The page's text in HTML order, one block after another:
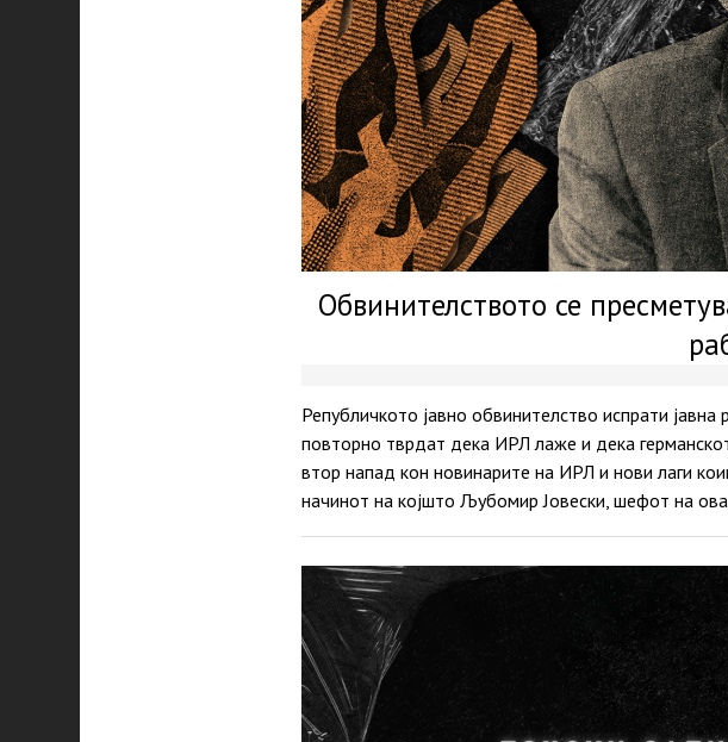
Обвинителството се
Републичкото јавно обвинителство испрати
повторно тврдат дека ИРЛ лаже и дека
втор напад кон новинарите на ИРЛ и нови лаги
начинот на којшто Љубомир Јовески, шефот на